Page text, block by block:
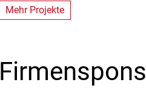
Mehr Projekte